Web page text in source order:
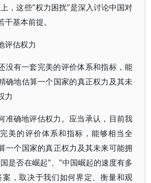
，这些"权力困扰"是深入讨论中国对
基本前提。
评估权力
没有一套完美的评价体系和指标，能
确地估算一个国家的真正权力及其未
力
准确地评估权力。应当承认，目前我
美的评价体系和指标，能够相当全
一个国家的真正权力及其未来可能拥
是否在崛起"、"中国崛起的速度有多
，取决于我们如何界定、衡量和观